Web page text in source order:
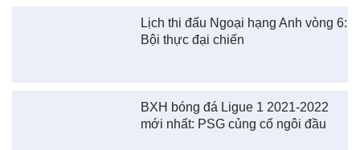
Lịch thi đấu Ngoại hạng Anh vòng 6:
Bội thực đại chiến
BXH bóng đá Ligue 1 2021-2022
mới nhất: PSG củng cố ngôi đầu